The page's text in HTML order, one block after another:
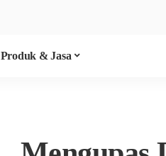
Produk & Jasa